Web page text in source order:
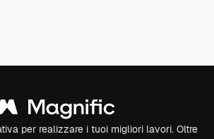
per realizzare i tuoi migliori lavori. Oltre